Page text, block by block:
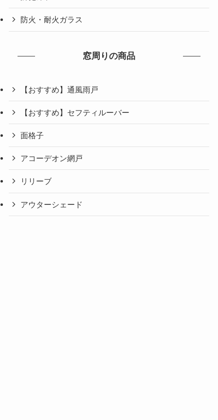
防火・耐火ガラス
窓周りの商品
【おすすめ】通風雨戸
【おすすめ】セフティルーバー
面格子
アコーデオン網戸
リリーブ
アウターシェード